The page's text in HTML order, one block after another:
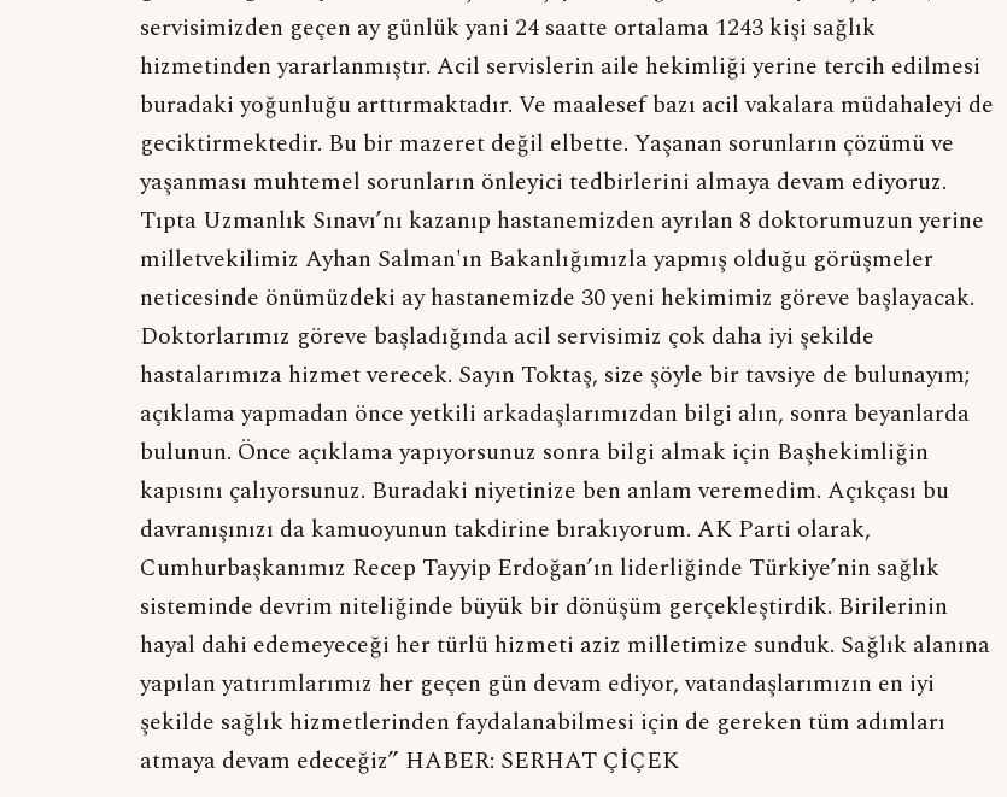
servisimizden geçen ay günlük yani 24 saatte ortalama 1243 kişi sağlık
hizmetinden yararlanmıştır. Acil servislerin aile hekimliği yerine tercih edilmesi
buradaki yoğunluğu arttırmaktadır. Ve maalesef bazı acil vakalara müdahaleyi de
geciktirmektedir. Bu bir mazeret değil elbette. Yaşanan sorunların çözümü ve
yaşanması muhtemel sorunların önleyici tedbirlerini almaya devam ediyoruz.
Tıpta Uzmanlık Sınavı’nı kazanıp hastanemizden ayrılan 8 doktorumuzun yerine
milletvekilimiz Ayhan Salman'ın Bakanlığımızla yapmış olduğu görüşmeler
neticesinde önümüzdeki ay hastanemizde 30 yeni hekimimiz göreve başlayacak.
Doktorlarımız göreve başladığında acil servisimiz çok daha iyi şekilde
hastalarımıza hizmet verecek. Sayın Toktaş, size şöyle bir tavsiye de bulunayım;
açıklama yapmadan önce yetkili arkadaşlarımızdan bilgi alın, sonra beyanlarda
bulunun. Önce açıklama yapıyorsunuz sonra bilgi almak için Başhekimliğin
kapısını çalıyorsunuz. Buradaki niyetinize ben anlam veremedim. Açıkçası bu
davranışınızı da kamuoyunun takdirine bırakıyorum. AK Parti olarak,
Cumhurbaşkanımız Recep Tayyip Erdoğan’ın liderliğinde Türkiye’nin sağlık
sisteminde devrim niteliğinde büyük bir dönüşüm gerçekleştirdik. Birilerinin
hayal dahi edemeyeceği her türlü hizmeti aziz milletimize sunduk. Sağlık alanına
yapılan yatırımlarımız her geçen gün devam ediyor, vatandaşlarımızın en iyi
şekilde sağlık hizmetlerinden faydalanabilmesi için de gereken tüm adımları
atmaya devam edeceğiz” HABER: SERHAT ÇİÇEK